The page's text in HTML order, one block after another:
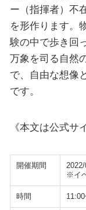
ー（指揮者）不
を形作ります。
験の中で歩き回
万象を司る自然
で、自由な想像
です。
《本文は公式サ
開催期間
※イ
時間